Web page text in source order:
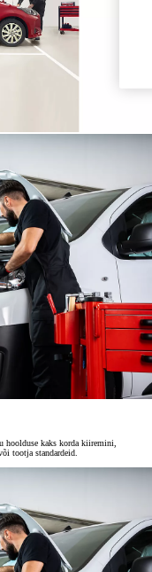
hoolduse kaks korda kiiremini,
tootja standardeid.